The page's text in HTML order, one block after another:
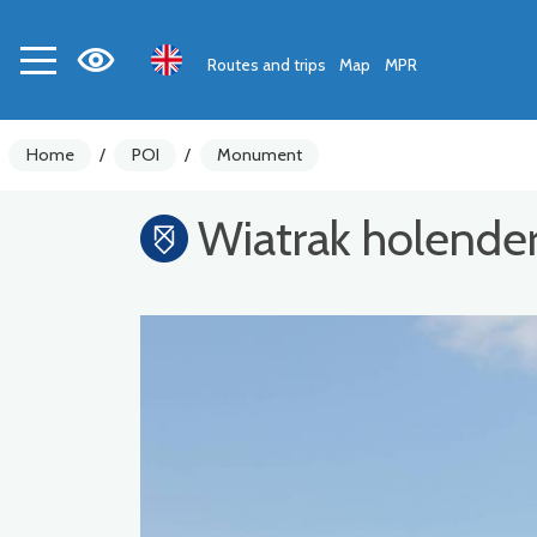
Routes and trips Map MPR
Home / POI / Monument
Wiatrak